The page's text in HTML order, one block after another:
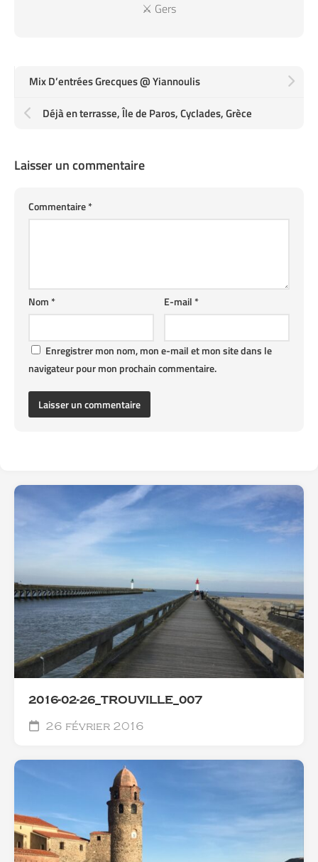
⚔️ Gers
Mix D’entrées Grecques @ Yiannoulis
Déjà en terrasse, Île de Paros, Cyclades, Grèce
Laisser un commentaire
Commentaire*
E-mail*
Nom*
Enregistrer mon nom, mon e-mail et mon site dans le
navigateur pour mon prochain commentaire.
2016-02-26_TROUVILLE_007
26 février 2016